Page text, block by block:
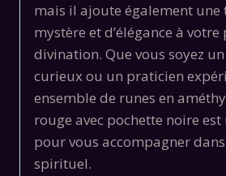
mais il ajoute également une
mystère et d’élégance à
divination. Que vous soyez
curieux ou un praticien
ensemble de runes en
rouge avec pochette noire
pour vous accompagner
spirituel.